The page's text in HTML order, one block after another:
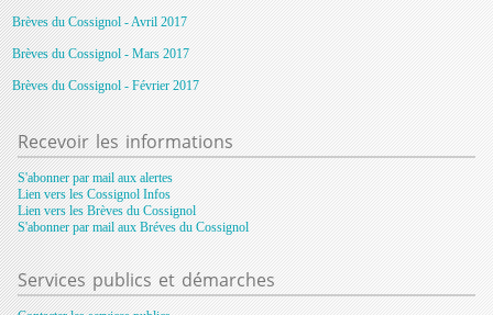
Brèves du Cossignol - Avril 2017
Brèves du Cossignol - Mars 2017
Brèves du Cossignol - Février 2017
Recevoirles informations
S'abonner par mail aux alertes
Lien vers les Cossignol Infos
Lien vers les Brèves du Cossignol
S'abonner par mail aux Bréves du Cossignol
Servicespublics et démarches